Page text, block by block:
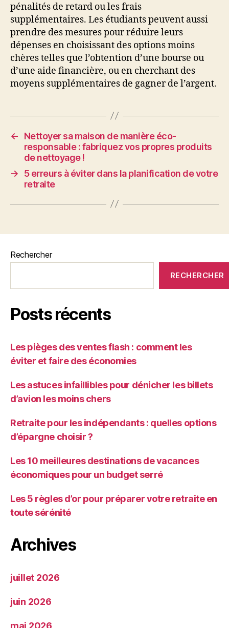
pénalités de retard ou les frais
supplémentaires. Les étudiants peuvent aussi
prendre des mesures pour réduire leurs
dépenses en choisissant des options moins
chères telles que l’obtention d’une bourse ou
d’une aide financière, ou en cherchant des
moyens supplémentaires de gagner de l’argent.
←
Nettoyer sa maison de manière éco-
responsable : fabriquez vos propres produits
de nettoyage !
→
5 erreurs à éviter dans la planification de votre
retraite
Rechercher
RECHERCHER
Posts récents
Les pièges des ventes flash : comment les
éviter et faire des économies
Les astuces infaillibles pour dénicher les billets
d’avion les moins chers
Retraite pour les indépendants : quelles options
d’épargne choisir ?
Les 10 meilleures destinations de vacances
économiques pour un budget serré
Les 5 règles d’or pour préparer votre retraite en
toute sérénité
Archives
juillet 2026
juin 2026
mai 2026